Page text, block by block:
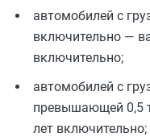
автомобилей с
включительно —
включительно;
автомобилей с
превышающей 0,5
лет включительно;